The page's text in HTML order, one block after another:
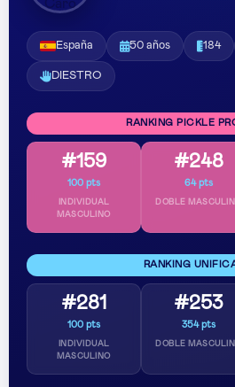
España 50 años 184
DIESTRO
RANKING PICKLE
#159
100 pts
INDIVIDUAL
MASCULINO
#248
64 pts
DOBLE
RANKING
#281
100 pts
INDIVIDUAL
MASCULINO
#253
354 pts
DOBLE